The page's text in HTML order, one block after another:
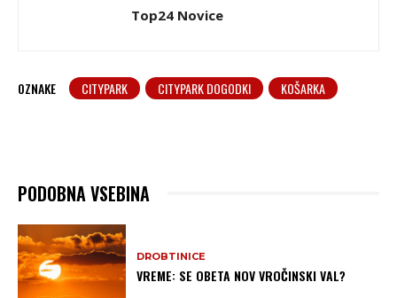
Top24 Novice
OZNAKE CITYPARK CITYPARK DOGODKI KOŠARKA
PODOBNA VSEBINA
DROBTINICE
VREME: SE OBETA NOV VROČINSKI VAL?